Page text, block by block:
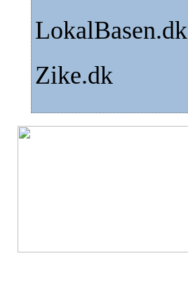
LokalBasen.dk
Zike.dk